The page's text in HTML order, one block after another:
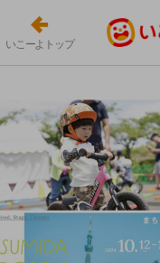
いこーよトップ